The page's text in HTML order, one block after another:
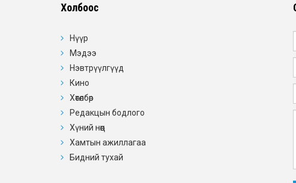
Холбоос
Нүүр
Мэдээ
Нэвтрүүлгүүд
Кино
Хөтөлбөр
Редакцын бодлого
Хүний нөөц
Хамтын ажиллагаа
Бидний тухай